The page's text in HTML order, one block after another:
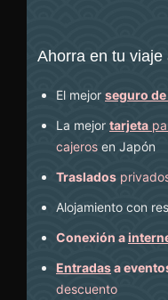
Ahorra en tu
El mejor seguro
La mejor tarjeta
cajeros en Japón
Traslados
Alojamiento con
Conexión a
Entradasa
descuento